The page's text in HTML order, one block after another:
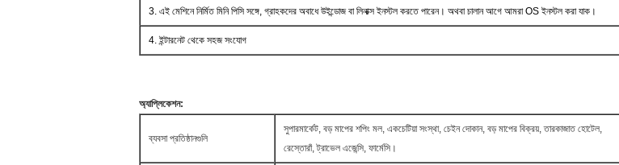
3. এই মেশিনে নির্মিত মিনি পিসি সঙ্গে, গ্রাহকদের অবাধে উইন্ডোজ বা লিনাক্স ইনস্টল করতে পারেন। অথবা চালান আগে আমরা OS ইনস্টল করা যাক।
4. ইন্টারনেট থেকে সহজ সংযোগ
অ্যাপ্লিকেশন:
ব্যবসা প্রতিষ্ঠানগুলি
সুপারমার্কেট, বড় মাপের শপিং মল, একচেটিয়া সংস্থা, চেইন দোকান, বড় মাপের বিক্রয়, তারকাজাত হোটেল,
রেস্তোরাঁ, ট্রাভেল এজেন্সি, ফার্মেসি।